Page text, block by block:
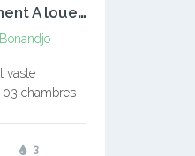
A
ppartement A louer Bonandjo
Bonandjo
vaste
03 chambres
salon 01
3